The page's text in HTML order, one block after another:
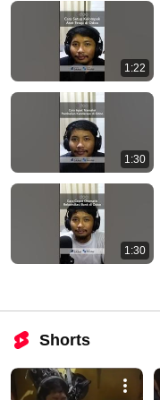
1:22
1:30
1:30
Shorts